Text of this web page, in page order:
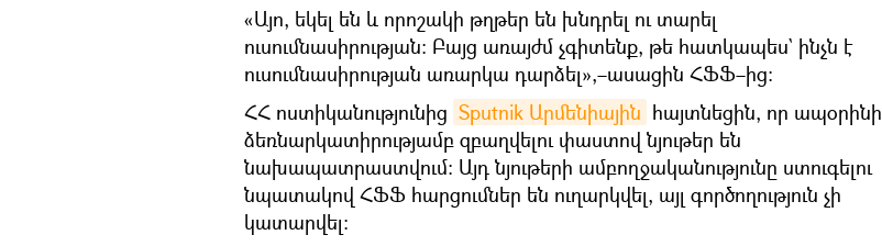
«Այո, եկել են և որոշակի թղթեր են խնդրել ու տարել
ուսումնասիրության։ Բայց առայժմ չգիտենք, թե հատկապես` ինչն է
ուսումնասիրության առարկա դարձել»,–ասացին ՀՖՖ–ից։
ՀՀ ոստիկանությունից Sputnik Արմենիային հայտնեցին, որ ապօրինի
ձեռնարկատիրությամբ զբաղվելու փաստով նյութեր են
նախապատրաստվում։ Այդ նյութերի ամբողջականությունը ստուգելու
նպատակով ՀՖՖ հարցումներ են ուղարկվել, այլ գործողություն չի
կատարվել։